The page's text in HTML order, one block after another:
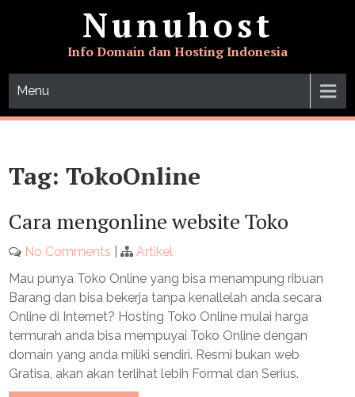
Nunuhost
Info Domain dan Hosting Indonesia
Menu
Tag:TokoOnline
Cara mengonline website Toko
No Comments |
Artikel
Mau punya Toko Online yang bisa menampung ribuan
Barang dan bisa bekerja tanpa kenallelah anda secara
Online di Internet? Hosting Toko Online mulai harga
termurah anda bisa mempuyai Toko Online dengan
domain yang anda miliki sendiri. Resmi bukan web
Gratisa, akan akan terlihat lebih Formal dan Serius.